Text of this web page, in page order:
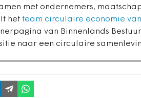
met ondernemers,
het team circulaire economie
van Binnenlands
naar een circulaire